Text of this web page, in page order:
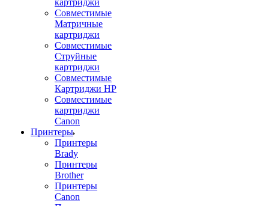
картриджи
Совместимые
Матричные
картриджи
Совместимые
Струйные
картриджи
Совместимые
Картриджи HP
Совместимые
картриджи
Canon
Принтеры
Принтеры
Brady
Принтеры
Brother
Принтеры
Canon